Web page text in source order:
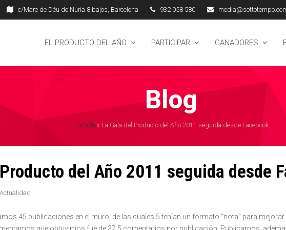
c/Mare de Déu de Núria 8 bajos, Barcelona 932 058 580
EL PRODUCTO DEL AÑO PARTICIPAR GANADORES
Blog
Portada » La Gala del Producto del Año 2011 seguida desde Facebook
del Año 2011 seguida desde
Actualidad
45 publicaciones en el muro, de las cuales 5 tenían un formato “nota” para